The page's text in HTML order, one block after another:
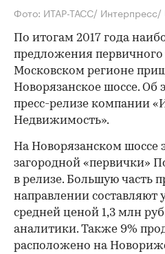
Фото: ИТАР-ТАСС/ Интерпресс/
По итогам 2017 года
предложения
Московском регионе
Новорязанское шоссе. Об
пресс-релизе компании
Недвижимость».
На Новорязанском шоссе
загородной «первички»
в релизе. Большую часть
направлении составляют
средней ценой 1,3 млн
аналитики. Также 9%
расположено на